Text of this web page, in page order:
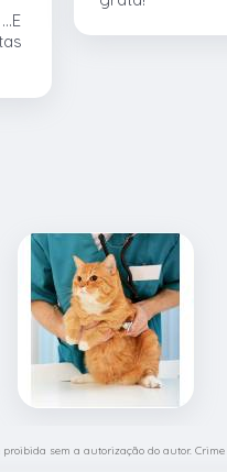
sem a autorização do autor.